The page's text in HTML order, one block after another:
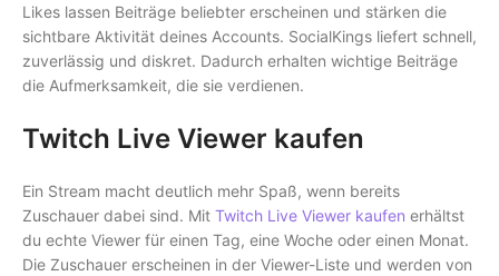
Likes lassen Beiträge beliebter erscheinen und stärken die
sichtbare Aktivität deines Accounts. SocialKings liefert schnell,
zuverlässig und diskret. Dadurch erhalten wichtige Beiträge
die Aufmerksamkeit, die sie verdienen.
Twitch Live Viewer kaufen
Ein Stream macht deutlich mehr Spaß, wenn bereits
Zuschauer dabei sind. Mit Twitch Live Viewer kaufen erhältst
du echte Viewer für einen Tag, eine Woche oder einen Monat.
Die Zuschauer erscheinen in der Viewer-Liste und werden von